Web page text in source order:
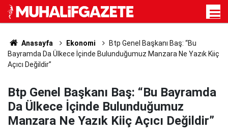
Anasayfa Ekonomi
Btp Genel Başkanı Baş: “Bu
Bayramda Da Ülkece İçinde Bulunduğumuz Manzara Ne Yazık Kiiç
Açıcı Değildir”
Btp Genel Başkanı Baş: “Bu Bayramda
Da Ülkece İçinde Bulunduğumuz
Manzara Ne Yazık Kiiç Açıcı Değildir”